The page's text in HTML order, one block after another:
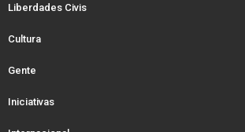
Liberdades Civis
Cultura
Gente
Iniciativas